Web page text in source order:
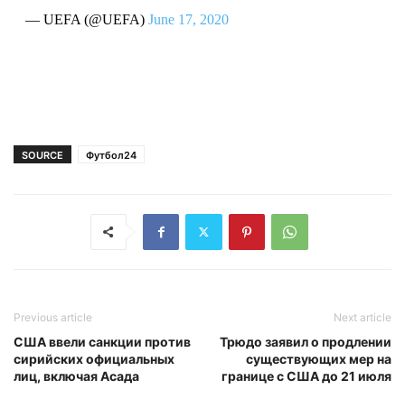
— UEFA (@UEFA) June 17, 2020
SOURCE Футбол24
Previous article
США ввели санкции против
сирийских официальных
лиц, включая Асада
Next article
Трюдо заявил о продлении
существующих мер на
границе с США до 21 июля